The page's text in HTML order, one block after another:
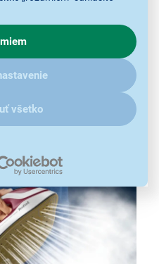
cielených reklám.
ako u nás s cookies a
sem.
všetko
Tefal GV9711E0 je
čas. Silný tlak
7,5 baru
hladké výsledky a oveľa